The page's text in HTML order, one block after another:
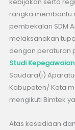
rangka
pembekalan SDM
melaksanakan
dengan peraturan
Studi
Saudara(i)
Kabupaten/ Kota
mengikuti Bimtek
Atas kesediaan